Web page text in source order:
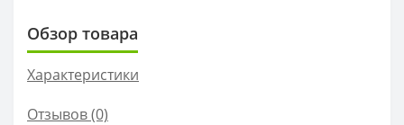
Обзор товара
Характеристики
Отзывов (0)